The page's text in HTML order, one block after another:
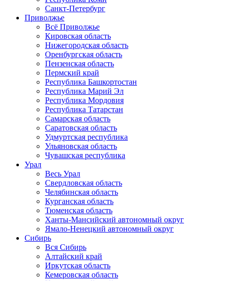
Санкт-Петербург
Приволжье
Всё Приволжье
Кировская область
Нижегородская область
Оренбургская область
Пензенская область
Пермский край
Республика Башкортостан
Республика Марий Эл
Республика Мордовия
Республика Татарстан
Самарская область
Саратовская область
Удмуртская республика
Ульяновская область
Чувашская республика
Урал
Весь Урал
Свердловская область
Челябинская область
Курганская область
Тюменская область
Ханты-Мансийский автономный округ
Ямало-Ненецкий автономный округ
Сибирь
Вся Сибирь
Алтайский край
Иркутская область
Кемеровская область